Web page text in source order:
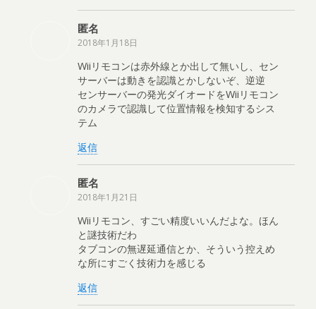
匿名
2018年1月18日
Wiiリモコンは赤外線とか出して無いし、セン
サーバーは動きを認識とかしないぞ、逆逆
センサーバーの発光ダイオードをWiiリモコン
のカメラで認識して位置情報を検知するシス
テム
返信
匿名
2018年1月21日
Wiiリモコン、すごい精度いいんだよな。ほん
と謎技術だわ
タブコンの無遅延通信とか、そういう控えめ
な所にすごく技術力を感じる
返信